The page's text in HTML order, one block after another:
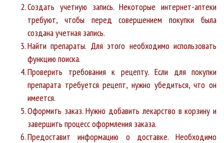
Создать учетную запись. Некоторые интернет-аптеки
требуют, чтобы перед совершением покупки была
создана учетная запись.
Найти препараты. Для этого необходимо использовать
функцию поиска.
Проверить требования к рецепту. Если для покупки
препарата требуется рецепт, нужно убедиться, что он
имеется.
Оформить заказ. Нужно добавить лекарство в корзину и
завершить процесс оформления заказа.
Предоставит информацию о доставке. Необходимо